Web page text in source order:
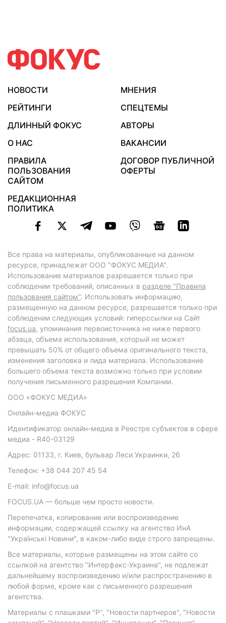
НОВОСТИ
МНЕНИЯ
РЕЙТИНГИ
СПЕЦТЕМЫ
ДЛИННЫЙ ФОКУС
АВТОРЫ
О НАС
ВАКАНСИИ
ПРАВИЛА
ПОЛЬЗОВАНИЯ
САЙТОМ
ДОГОВОР ПУБЛИЧНОЙ
ОФЕРТЫ
РЕДАКЦИОННАЯ
ПОЛИТИКА
Все права на материалы, опубликованные на данном
ресурсе, принадлежат ООО "ФОКУС МЕДИА".
Использование материалов разрешается только при
соблюдении требований, описанных в разделе "Правила
пользования сайтом". Использовать информацию,
размещенную на данном ресурсе, разрешается только при
соблюдении следующих условий: гиперссылки на Сайт
focus.ua, упоминания первоисточника не ниже первого
абзаца, объема использования, который не может
превышать 50% от общего объема оригинального текста,
изменения заголовка и лида материала. Использование
большего объема текста возможно только при условии
получения письменного разрешения Компании.
ООО «ФОКУС МЕДИА»
Онлайн-медиа ФОКУС
Идентификатор онлайн-медиа в Реестре субъектов в сфере
медиа - R40-03129
Адрес: 01133, г. Киев, бульвар Леси Украинки, 26
Телефон: +38 044 207 45 54
E-mail: info@focus.ua
FOCUS.UA — больше чем просто новости.
Перепечатка, копирование или воспроизведение
информации, содержащей ссылку на агентство ИнА
"Українські Новини", в каком-либо виде строго запрещены.
Все материалы, которые размещены на этом сайте со
ссылкой на агентство "Интерфакс-Украина", не подлежат
дальнейшему воспроизведению и/или распространению в
любой форме, кроме как с письменного разрешения
агентства.
Материалы с плашками "Р", "Новости партнеров", "Новости